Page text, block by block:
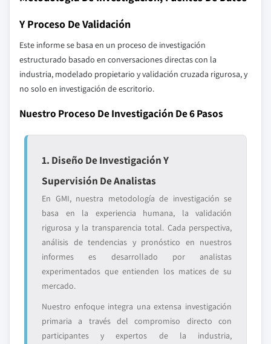
Y Proceso De Validación
Este informe se basa en un proceso de investigación
estructurado basado en conversaciones directas con la
industria, modelado propietario y validación cruzada rigurosa, y
no solo en investigación de escritorio.
Nuestro Proceso De Investigación De 6 Pasos
1. Diseño De Investigación Y
Supervisión De Analistas
En GMI, nuestra metodología de investigación se
basa en la experiencia humana, la validación
rigurosa y la transparencia total. Cada perspectiva,
análisis de tendencias y pronóstico en nuestros
informes es desarrollado por analistas
experimentados que entienden los matices de su
mercado.
Nuestro enfoque integra una extensa investigación
primaria a través del compromiso directo con
participantes y expertos de la industria,